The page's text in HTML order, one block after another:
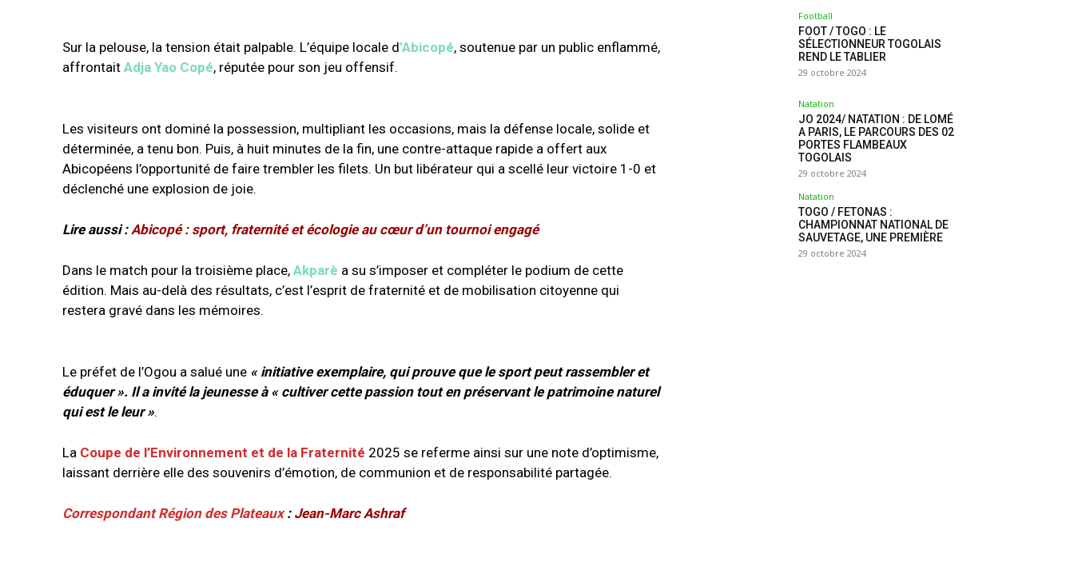
Sur la pelouse, la tension était palpable. L’équipe locale d’Abicopé, soutenue par un public enflammé,
affrontait Adja Yao Copé, réputée pour son jeu offensif.
Les visiteurs ont dominé la possession, multipliant les occasions, mais la défense locale, solide et
déterminée, a tenu bon. Puis, à huit minutes de la fin, une contre-attaque rapide a offert aux
Abicopéens l’opportunité de faire trembler les filets. Un but libérateur qui a scellé leur victoire 1-0 et
déclenché une explosion de joie.
Lire aussi :Abicopé : sport, fraternité et écologie au cœur d’un tournoi engagé
Dans le match pour la troisième place, Akparè a su s’imposer et compléter le podium de cette
édition. Mais au-delà des résultats, c’est l’esprit de fraternité et de mobilisation citoyenne qui
restera gravé dans les mémoires.
Le préfet de l’Ogou a salué une « initiative exemplaire, qui prouve que le sport peut rassembler et
éduquer ». Il a invité la jeunesse à « cultiver cette passion tout en préservant le patrimoine naturel
qui est le leur ».
La Coupe de l’Environnement et de la Fraternité 2025 se referme ainsi sur une note d’optimisme,
laissant derrière elle des souvenirs d’émotion, de communion et de responsabilité partagée.
Correspondant Région des Plateaux: Jean-Marc Ashraf
Football
FOOT / TOGO : LE
SÉLECTIONNEUR TOGOLAIS
REND LE TABLIER
29 octobre 2024
Natation
JO 2024/ NATATION : DE LOMÉ
A PARIS, LE PARCOURS DES 02
PORTES FLAMBEAUX
TOGOLAIS
29 octobre 2024
Natation
TOGO / FETONAS :
CHAMPIONNAT NATIONAL DE
SAUVETAGE, UNE PREMIÈRE
29 octobre 2024